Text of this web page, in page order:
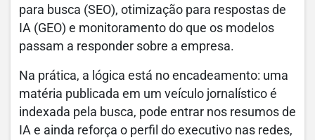
para busca (SEO), otimização para respostas de
IA (GEO) e monitoramento do que os modelos
passam a responder sobre a empresa.
Na prática, a lógica está no encadeamento: uma
matéria publicada em um veículo jornalístico é
indexada pela busca, pode entrar nos resumos de
IA e ainda reforça o perfil do executivo nas redes,